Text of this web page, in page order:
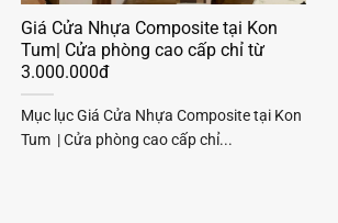
Giá Cửa Nhựa Composite tại Kon
Tum| Cửa phòng cao cấp chỉ từ
3.000.000đ
Mục lục Giá Cửa Nhựa Composite tại Kon
Tum | Cửa phòng cao cấp chỉ...